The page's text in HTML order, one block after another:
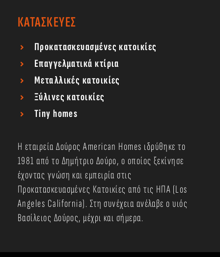
ΚΑΤΑΣΚΕΥΕΣ
Προκατασκευασμένες κατοικίες
Επαγγελματικά κτίρια
Μεταλλικές κατοικίες
Ξύλινες κατοικίες
Tiny homes
Η εταιρεία Δούρος American Homes ιδρύθηκε το
1981 από το Δημήτριο Δούρο, ο οποίος ξεκίνησε
έχοντας γνώση και εμπειρία στις
Προκατασκευασμένες Κατοικίες από τις ΗΠΑ (Los
Angeles California). Στη συνέχεια ανέλαβε ο υιός
Βασίλειος Δούρος, μέχρι και σήμερα.